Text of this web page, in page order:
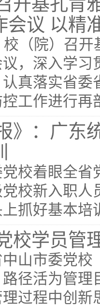
会议 以精
校（院）召
，深入学
真落实省
工作进行
》：广东
校着眼全
校新入职
抓好基本
校学员管
山市委党
径活为管
过程中创